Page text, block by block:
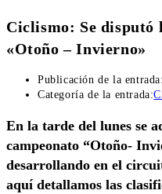
Ciclismo: Se disputó
«Otoño – Invierno»
Publicación de la entrada:
Categoría de la entrada:
En la tarde del lunes se
campeonato “Otoño-
desarrollando en el
aquí detallamos las